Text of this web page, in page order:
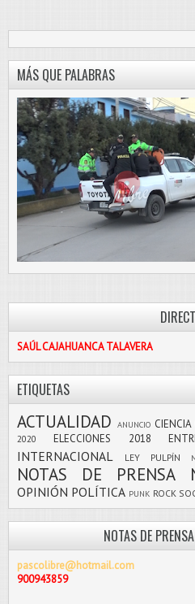
MÁS QUE PALABRAS
SAÚL CAJAHUANCA TALAVERA
ETIQUETAS
ACTUALIDAD ANUNCIO CIENCIA
2020
ELECCIONES 2018
INTERNACIONAL LEY PULPÍN
NOTAS DE PRENSA
OPINIÓN POLÍTICA PUNK ROCK
NOTAS DE
pascolibre@hotmail.com
900943859